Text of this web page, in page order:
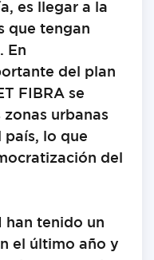
es llegar a la
que tengan
En
del plan
FIBRA se
urbanas
país, lo que
del
han tenido un
el último año y